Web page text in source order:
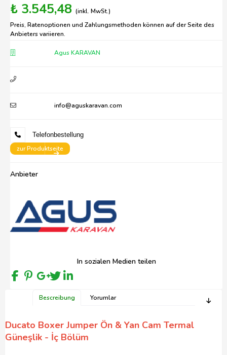
₺ 3.545,48 (inkl. MwSt.)
Preis, Ratenoptionen und Zahlungsmethoden können auf der Seite des
Anbieters variieren.
Agus KARAVAN
info@aguskaravan.com
Telefonbestellung
zur Produktseite
Anbieter
In sozialen Medien teilen
Bescreibung Yorumlar
Ducato Boxer Jumper Ön & Yan Cam Termal
Güneşlik - İç Bölüm